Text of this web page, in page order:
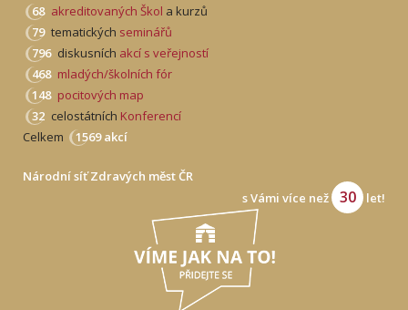
68 akreditovaných Škol a kurzů
79 tematických seminářů
796 diskusních akcí s veřejností
468 mladých/školních fór
148 pocitových map
32 celostátních Konferencí
Celkem
1569 akcí
Národní síť Zdravých měst ČR
s Vámi více než
30 let!